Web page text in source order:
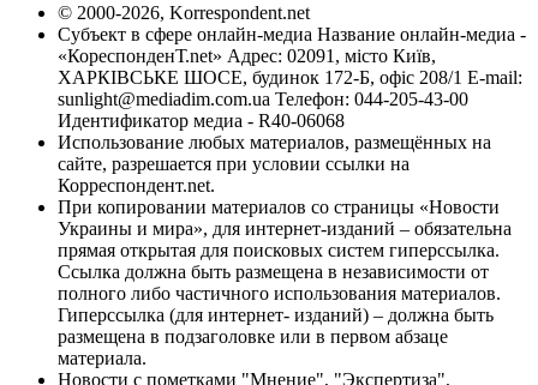
© 2000-2026, Korrespondent.net
Субъект в сфере онлайн-медиа Название онлайн-медиа -
«КореспонденТ.net» Адрес: 02091, місто Київ,
ХАРКІВСЬКЕ ШОСЕ, будинок 172-Б, офіс 208/1 E-mail:
sunlight@mediadim.com.ua Телефон: 044-205-43-00
Идентификатор медиа - R40-06068
Использование любых материалов, размещённых на
сайте, разрешается при условии ссылки на
Корреспондент.net.
При копировании материалов со страницы «Новости
Украины и мира», для интернет-изданий – обязательна
прямая открытая для поисковых систем гиперссылка.
Ссылка должна быть размещена в независимости от
полного либо частичного использования материалов.
Гиперссылка (для интернет- изданий) – должна быть
размещена в подзаголовке или в первом абзаце
материала.
Новости с пометками "Мнение", "Экспертиза",